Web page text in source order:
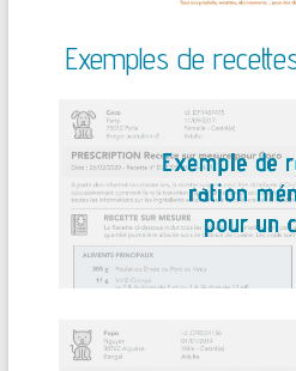
Exemples de